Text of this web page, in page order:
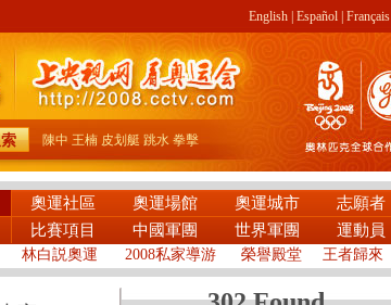
English Español Français
陳中 王楠 皮划艇 跳水 拳擊
奧運社區 奧運場館 奧運城市
志願者
比賽項目 中國軍團 世界軍團 運動員
林白説奧運 2008私家導游 榮譽殿堂 王者歸來